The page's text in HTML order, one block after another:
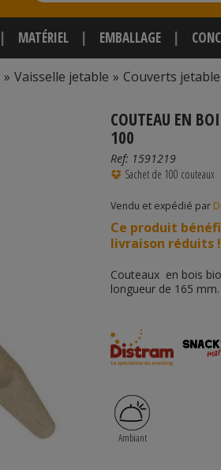
MATÉRIEL EMBALLAGE
» Vaisselle jetable » Couverts jetable
COUTEAU EN
100
Ref: 1591219
Sachet de 100 couteaux
Vendu et expédié par
Ce produit
livraison réduits !
Couteaux en bois
longueur de 165 mm.
Ambiant